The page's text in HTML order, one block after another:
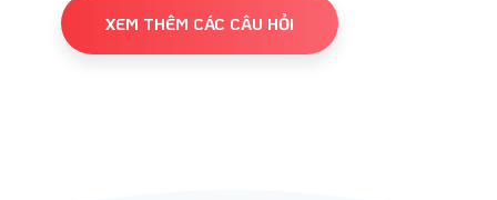
XEM THÊM CÁC CÂU HỎI